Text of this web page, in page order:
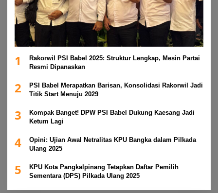
1
Rakorwil PSI Babel 2025: Struktur Lengkap, Mesin Partai
Resmi Dipanaskan
2
PSI Babel Merapatkan Barisan, Konsolidasi Rakorwil Jadi
Titik Start Menuju 2029
3
Kompak Banget! DPW PSI Babel Dukung Kaesang Jadi
Ketum Lagi
4
Opini: Ujian Awal Netralitas KPU Bangka dalam Pilkada
Ulang 2025
5
KPU Kota Pangkalpinang Tetapkan Daftar Pemilih
Sementara (DPS) Pilkada Ulang 2025